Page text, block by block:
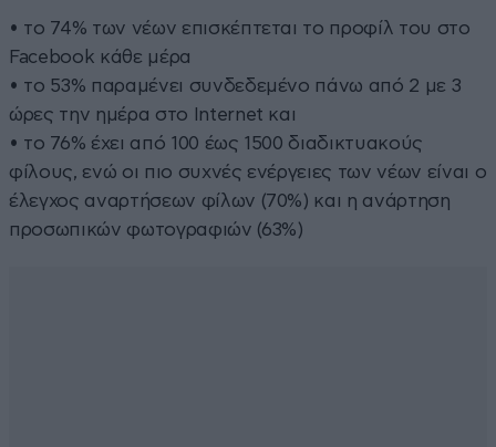
• το 74% των νέων επισκέπτεται το προφίλ του στο
Facebook κάθε μέρα
• το 53% παραμένει συνδεδεμένο πάνω από 2 με 3
ώρες την ημέρα στο Internet και
• το 76% έχει από 100 έως 1500 διαδικτυακούς
φίλους, ενώ οι πιο συχνές ενέργειες των νέων είναι ο
έλεγχος αναρτήσεων φίλων (70%) και η ανάρτηση
προσωπικών φωτογραφιών (63%)